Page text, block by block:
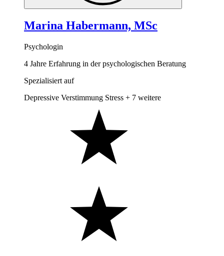
Marina Habermann, MSc
Psychologin
4 Jahre Erfahrung in der psychologischen Beratung
Spezialisiert auf
Depressive Verstimmung Stress + 7 weitere